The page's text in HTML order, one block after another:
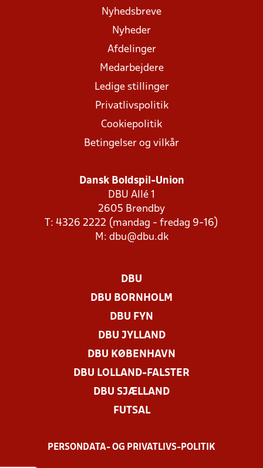
Nyhedsbreve
Nyheder
Afdelinger
Medarbejdere
Ledige stillinger
Privatlivspolitik
Cookiepolitik
Betingelser og vilkår
Dansk Boldspil-Union
DBU Allé 1
2605 Brøndby
T: 4326 2222 (mandag - fredag 9-16)
M: dbu@dbu.dk
DBU
DBU BORNHOLM
DBU FYN
DBU JYLLAND
DBU KØBENHAVN
DBU LOLLAND-FALSTER
DBU SJÆLLAND
FUTSAL
PERSONDATA- OG PRIVATLIVS-POLITIK